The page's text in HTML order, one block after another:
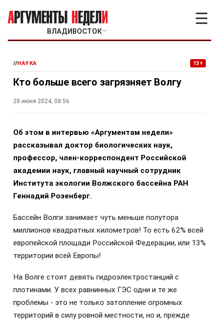
ВЛАДИВОСТОК﹀
☰
//НАУКА 13+
Кто больше всего загрязняет Волгу
28 июня 2024, 08:56
Об этом в интервью «Аргументам недели»
рассказывал доктор биологических наук,
профессор, член-корреспондент Российской
академии наук, главный научный сотрудник
Института экологии Волжского бассейна РАН
Геннадий Розенберг.
Бассейн Волги занимает чуть меньше полутора
миллионов квадратных километров! То есть 62% всей
европейской площади Российской Федерации, или 13%
территории всей Европы!
На Волге стоят девять гидроэлектростанций с
плотинами. У всех равнинных ГЭС одни и те же
проблемы - это не только затопление огромных
территорий в силу ровной местности, но и, прежде